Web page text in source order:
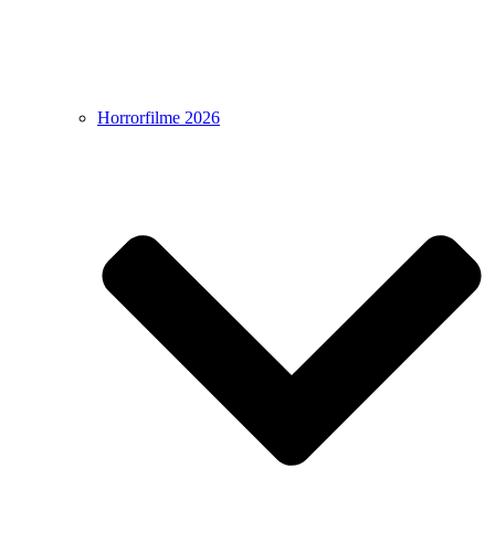
Horrorfilme 2026